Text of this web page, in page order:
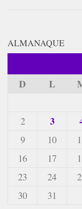
ALMANAQUE
D L
2 3
9
10
16
17
23
24
30
31